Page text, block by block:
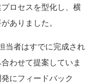
ロセスを型化し、横
ありました。
当者はすでに完成され
わせて提案していま
にフィードバック